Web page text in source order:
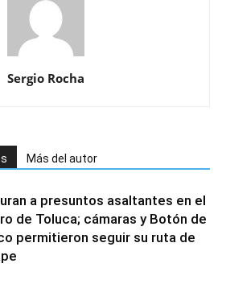
Sergio Rocha
Más del autor
a presuntos asaltantes en el
de Toluca; cámaras y Botón de
permitieron seguir su ruta de